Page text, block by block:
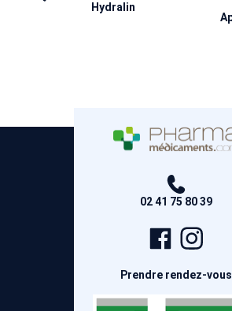
Synthol
02 41 75 80 39
Page
Facebook
Prendre rendez-vous